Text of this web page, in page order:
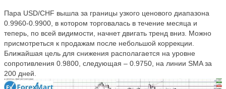
Пара USD/CHF вышла за границы узкого ценового диапазона
0.9960-0.9900, в котором торговалась в течение месяца и
теперь, по всей видимости, начнет двигать тренд вниз. Можно
присмотреться к продажам после небольшой коррекции.
Ближайшая цель для снижения располагается на уровне
сопротивления 0.9800, следующая – 0.9750, на линии SMA за
200 дней.